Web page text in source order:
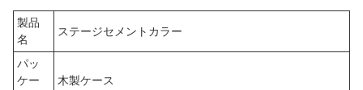
製品
名
ステージセメントカラー
パッ
ケー
木製ケース